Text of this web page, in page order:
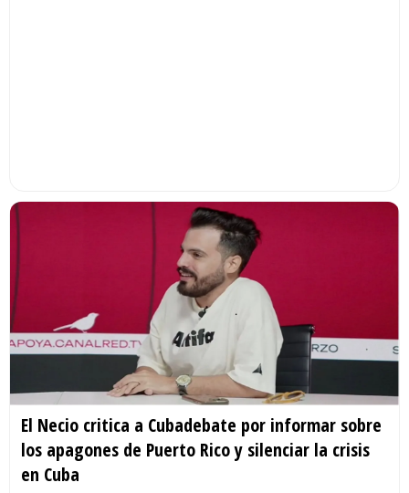
El Necio critica a Cubadebate por informar sobre
los apagones de Puerto Rico y silenciar la crisis
en Cuba